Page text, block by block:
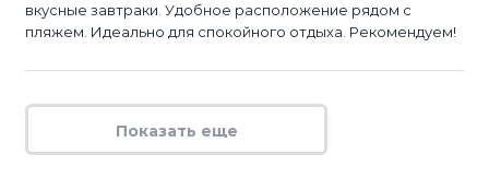
вкусные завтраки. Удобное расположение рядом с
пляжем. Идеально для спокойного отдыха. Рекомендуем!
Показать еще